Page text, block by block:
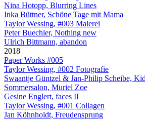
Nina Hotopp, Blurring Lines
Inka Büttner, Schöne Tage mit Mama
Taylor Wessing, #003 Malerei
Peter Buechler, Nothing new
Ulrich Bittmann, abandon
2018
Paper Works #005
Taylor Wessing, #002 Fotografie
Swaantje Güntzel & Jan-Philip Scheibe,
Sommersalon, Muriel Zoe
Gesine Englert, faces II
Taylor Wessing, #001 Collagen
Jan Köhnholdt, Freudensprung